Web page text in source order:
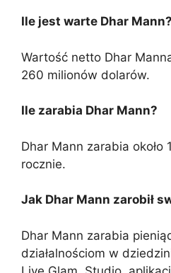
Ile jest warte Dhar Mann?
Wartość netto Dhar
260 milionów dolarów.
Ile zarabia Dhar Mann?
Dhar Mann zarabia około
rocznie.
Jak Dhar Mann zarobił
Dhar Mann zarabia
działalnościom w